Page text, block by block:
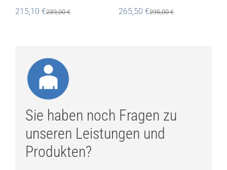
215,10 €239,00€
265,50 €295,00€
Sie haben noch Fragen zu
unseren Leistungen und
Produkten?